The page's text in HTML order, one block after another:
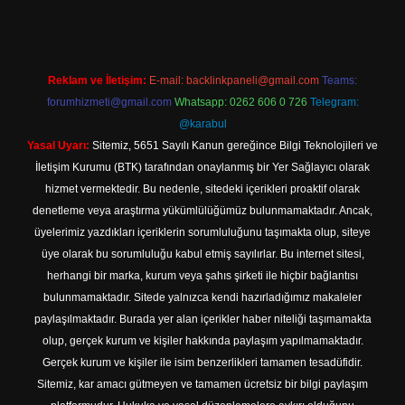
Reklam ve İletişim: E-mail: backlinkpaneli@gmail.com Teams:
forumhizmeti@gmail.com Whatsapp: 0262 606 0 726 Telegram:
@karabul
Yasal Uyarı: Sitemiz, 5651 Sayılı Kanun gereğince Bilgi Teknolojileri ve
İletişim Kurumu (BTK) tarafından onaylanmış bir Yer Sağlayıcı olarak
hizmet vermektedir. Bu nedenle, sitedeki içerikleri proaktif olarak
denetleme veya araştırma yükümlülüğümüz bulunmamaktadır. Ancak,
üyelerimiz yazdıkları içeriklerin sorumluluğunu taşımakta olup, siteye
üye olarak bu sorumluluğu kabul etmiş sayılırlar. Bu internet sitesi,
herhangi bir marka, kurum veya şahıs şirketi ile hiçbir bağlantısı
bulunmamaktadır. Sitede yalnızca kendi hazırladığımız makaleler
paylaşılmaktadır. Burada yer alan içerikler haber niteliği taşımamakta
olup, gerçek kurum ve kişiler hakkında paylaşım yapılmamaktadır.
Gerçek kurum ve kişiler ile isim benzerlikleri tamamen tesadüfidir.
Sitemiz, kar amacı gütmeyen ve tamamen ücretsiz bir bilgi paylaşım